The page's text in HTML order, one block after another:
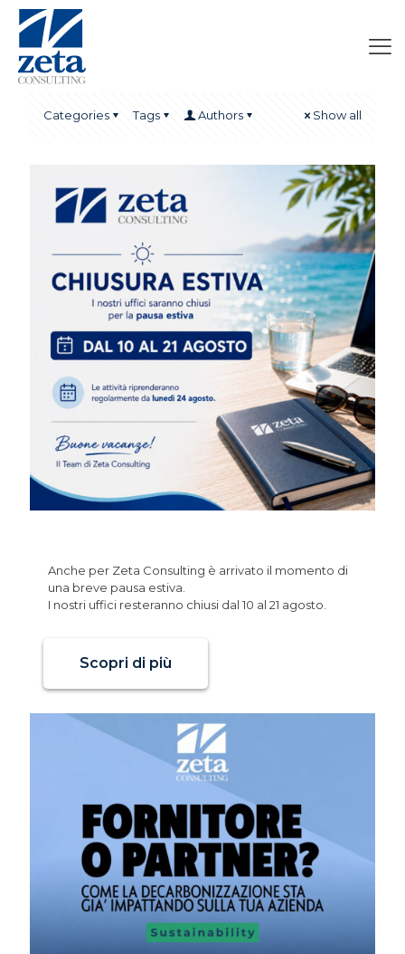
Categories Tags Authors Show all
Anche per Zeta Consulting è arrivato il momento di
una breve pausa estiva.
I nostri uffici resteranno chiusi dal 10 al 21 agosto.
Scopri di più